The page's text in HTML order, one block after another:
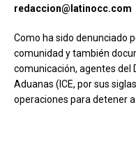
redaccion@latinocc.com
Como ha sido denunciado
comunidad y también
comunicación, agentes del
Aduanas (ICE, por sus
operaciones para detener